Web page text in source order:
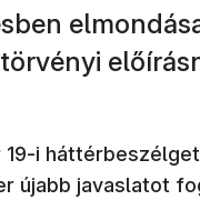
19-i
újabb javaslatot